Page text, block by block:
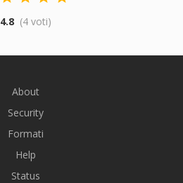
4.8 (4 voti)
About
Security
Formati
Help
Status